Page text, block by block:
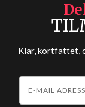
Klar, kortfattet,